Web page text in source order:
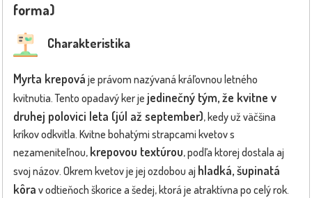
forma)
Charakteristika
Myrta krepová je právom nazývaná kráľovnou letného
kvitnutia. Tento opadavý ker je jedinečný tým, že kvitne v
druhej polovici leta (júl až september), kedy už väčšina
kríkov odkvitla. Kvitne bohatými strapcami kvetov s
nezameniteľnou, krepovou textúrou, podľa ktorej dostala aj
svoj názov. Okrem kvetov je jej ozdobou aj hladká, šupinatá
kôra v odtieňoch škorice a šedej, ktorá je atraktívna po celý rok.